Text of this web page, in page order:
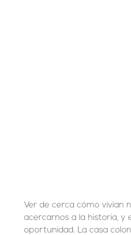
Ver de cerca cómo vivían
acercarnos a la historia, y
oportunidad. La casa